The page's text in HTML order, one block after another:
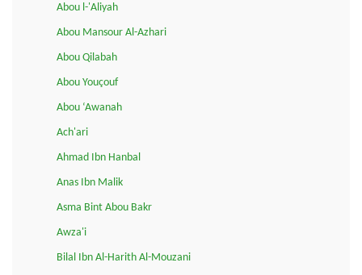
Abou l-'Aliyah
Abou Mansour Al-Azhari
Abou Qilabah
Abou Youçouf
Abou ‘Awanah
Ach'ari
Ahmad Ibn Hanbal
Anas Ibn Malik
Asma Bint Abou Bakr
Awza'i
Bilal Ibn Al-Harith Al-Mouzani